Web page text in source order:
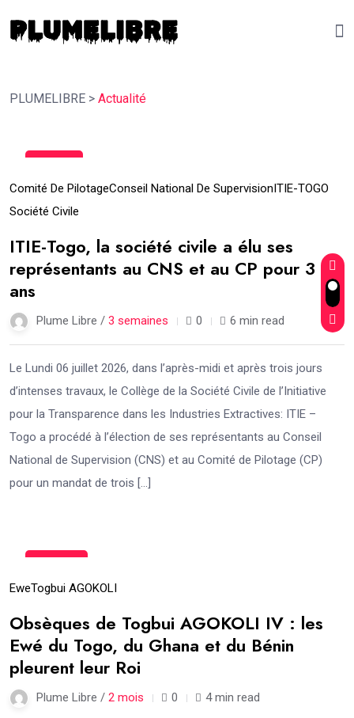
PLUMELIBRE > Actualité
Juil
Comité De PilotageConseil National De SupervisionITIE-TOGO
Société Civile
ITIE-Togo, la société civile a élu ses
représentants au CNS et au CP pour 3
ans
Plume Libre / 3 semaines 0 6 min read
Le Lundi 06 juillet 2026, dans l’après-midi et après trois jours
d’intenses travaux, le Collège de la Société Civile de l’Initiative
pour la Transparence dans les Industries Extractives: ITIE –
Togo a procédé à l’élection de ses représentants au Conseil
National de Supervision (CNS) et au Comité de Pilotage (CP)
pour un mandat de trois […]
Juin
EweTogbui AGOKOLI
Obsèques de Togbui AGOKOLI IV : les
Ewé du Togo, du Ghana et du Bénin
pleurent leur Roi
Plume Libre / 2 mois 0 4 min read